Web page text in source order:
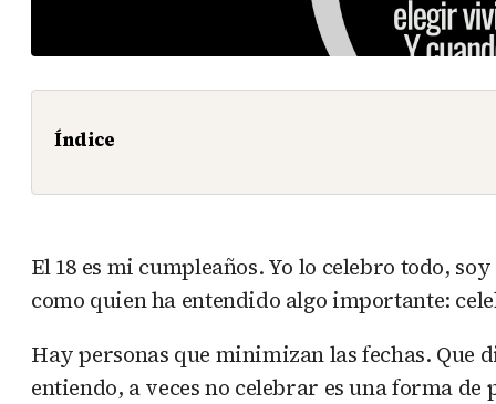
Índice
El 18 es mi cumpleaños. Yo lo celebro todo,
como quien ha entendido algo importante:
Hay personas que minimizan las fechas. Que
entiendo, a veces no celebrar es una forma